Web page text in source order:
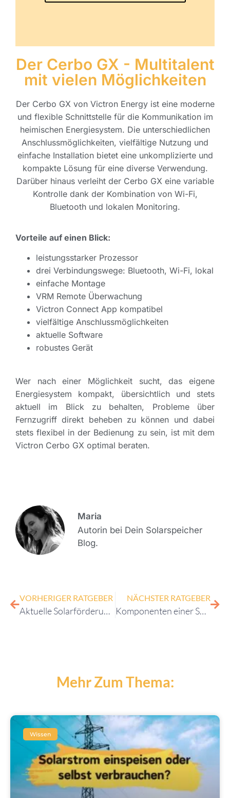
Der Cerbo GX - Multitalent
mit vielen Möglichkeiten
Der Cerbo GX von Victron Energy ist eine moderne
und flexible Schnittstelle für die Kommunikation im
heimischen Energiesystem. Die unterschiedlichen
Anschlussmöglichkeiten, vielfältige Nutzung und
einfache Installation bietet eine unkomplizierte und
kompakte Lösung für eine diverse Verwendung.
Darüber hinaus verleiht der Cerbo GX eine variable
Kontrolle dank der Kombination von Wi-Fi,
Bluetooth und lokalen Monitoring.
Vorteile auf einen Blick:
leistungsstarker Prozessor
drei Verbindungswege: Bluetooth, Wi-Fi, lokal
einfache Montage
VRM Remote Überwachung
Victron Connect App kompatibel
vielfältige Anschlussmöglichkeiten
aktuelle Software
robustes Gerät
Wer nach einer Möglichkeit sucht, das eigene
Energiesystem kompakt, übersichtlich und stets
aktuell im Blick zu behalten, Probleme über
Fernzugriff direkt beheben zu können und dabei
stets flexibel in der Bedienung zu sein, ist mit dem
Victron Cerbo GX optimal beraten.
Maria
Autorin bei Dein Solarspeicher
Blog.
VORHERIGER RATGEBER
Aktuelle Solarförderung 2025
NÄCHSTER RATGEBER
Komponenten einer Solaranlage
Mehr Zum Thema:
Wissen